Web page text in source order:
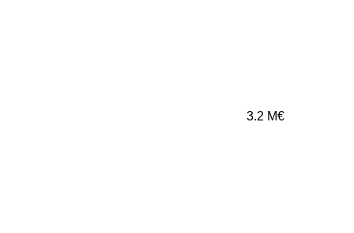
3.2 M€